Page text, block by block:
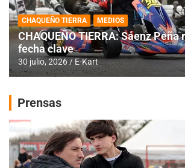
CHAQUEÑO TIERRA MEDIOS
CHAQUEÑO TIERRA: Sáenz Peña
fecha clave
30 julio, 2026 E-Kart
Prensas